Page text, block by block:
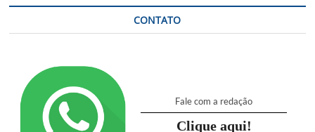
CONTATO
Fale com a redação
Clique aqui!